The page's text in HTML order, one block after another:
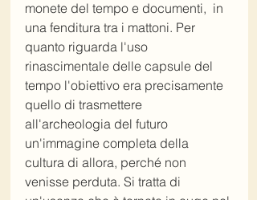
monete del tempo e documenti,  in
una fenditura tra i mattoni. Per
quanto riguarda l'uso
rinascimentale delle capsule del
tempo l'obiettivo era precisamente
quello di trasmettere
all'archeologia del futuro
un'immagine completa della
cultura di allora, perché non
venisse perduta. Si tratta di